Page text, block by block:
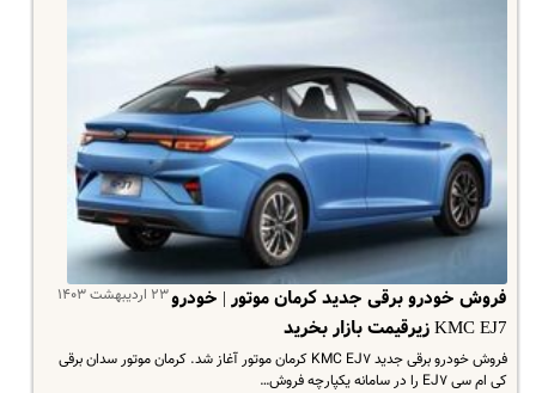
۲۳ اردیبهشت ۱۴۰۳فروش خودرو برقی جدید کرمان موتور | خودرو
KMC EJ7 زیرقیمت بازار بخرید
فروش خودرو برقی جدید KMC EJ۷ کرمان موتور آغاز شد. کرمان موتور سدان برقی
کی ام سی EJ۷ را در سامانه یکپارچه فروش…